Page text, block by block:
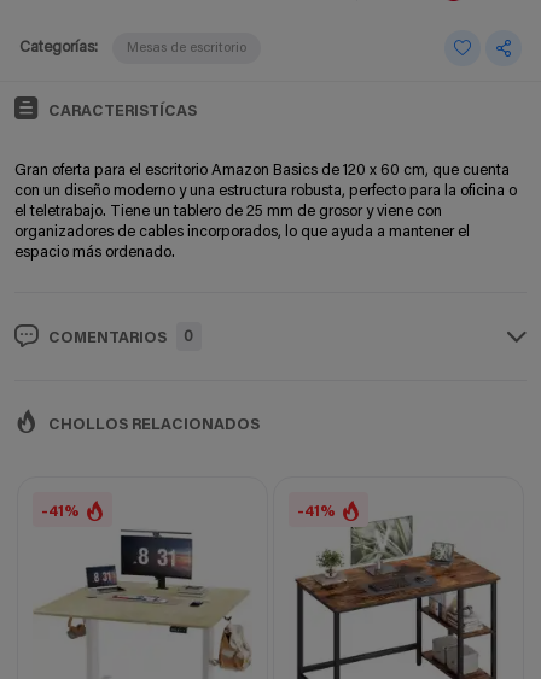
Categorías: Mesas de escritorio
CARACTERISTÍCAS
Gran oferta para el escritorio Amazon Basics de 120 x 60 cm, que cuenta
con un diseño moderno y una estructura robusta, perfecto para la oficina o
el teletrabajo. Tiene un tablero de 25 mm de grosor y viene con
organizadores de cables incorporados, lo que ayuda a mantener el
espacio más ordenado.
COMENTARIOS 0
CHOLLOS RELACIONADOS
-41% -41%